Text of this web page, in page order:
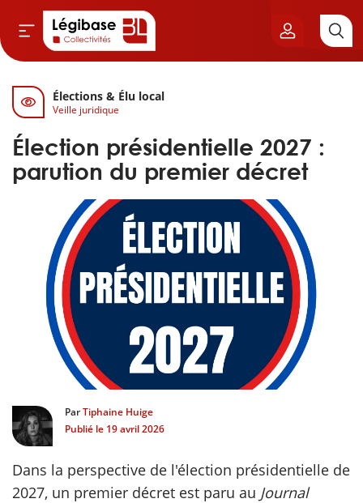
& Cimetières
& Élu local
Finances locales
publique
Élections & Élu local
Veille juridique
Élection présidentielle 2027 :
parution du premier décret
ParTiphaine Huige
Publié le 19 avril 2026
Dans la perspective de l'élection présidentielle de
2027, un premier décret est paru au Journal